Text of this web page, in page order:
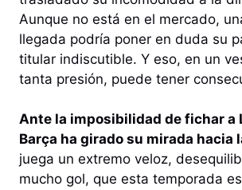
Aunque no está en el mercado,
llegada podría poner en duda su
titular indiscutible. Y eso, en un
tanta presión, puede tener
Ante la imposibilidad de fichar a
Barça ha girado su mirada hacia
juega un extremo veloz,
mucho gol, que esta temporada